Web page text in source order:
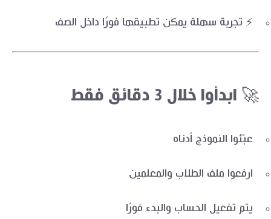
⚡ تجربة سهلة يمكن تطبيقها فورًا داخل الصف
🚀 ابدأوا خلال 3 دقائق فقط
عبّئوا النموذج أدناه
ارفعوا ملف الطلاب والمعلمين
يتم تفعيل الحساب والبدء فورًا